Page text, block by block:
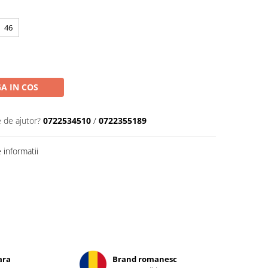
46
IN COS
de ajutor? 0722534510 / 0722355189
informatii
Brand romanesc